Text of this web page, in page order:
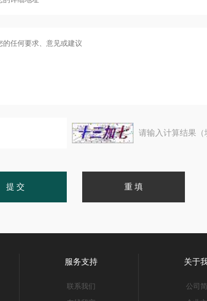
请输入计算结果
服务支持
联系我们
关于
公司